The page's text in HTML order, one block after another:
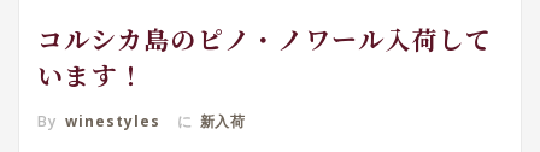
コルシカ島のピノ・ノワール入荷して
います！
By winestyles に 新入荷